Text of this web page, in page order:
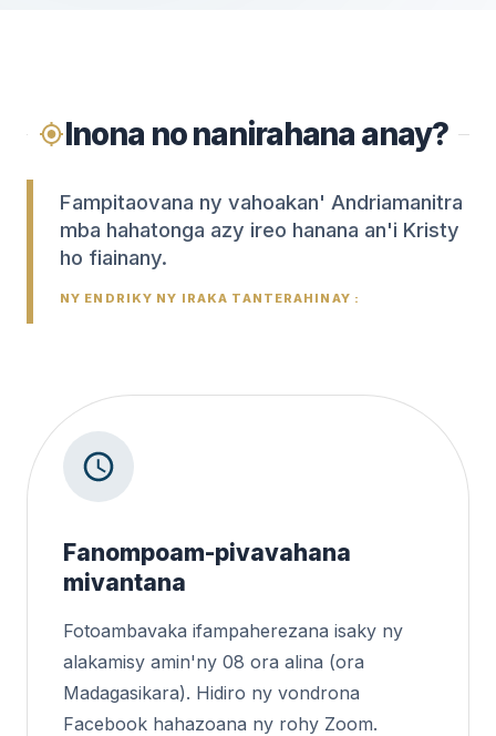
Inona no nanirahana anay?
Fampitaovana ny vahoakan' Andriamanitra
mba hahatonga azy ireo hanana an'i Kristy
ho fiainany.
NY ENDRIKY NY IRAKA TANTERAHINAY :
Fanompoam-pivavahana
mivantana
Fotoambavaka ifampaherezana isaky ny
alakamisy amin'ny 08 ora alina (ora
Madagasikara). Hidiro ny vondrona
Facebook hahazoana ny rohy Zoom.